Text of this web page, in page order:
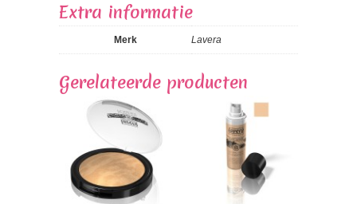
Extra informatie
Merk Lavera
Gerelateerde producten